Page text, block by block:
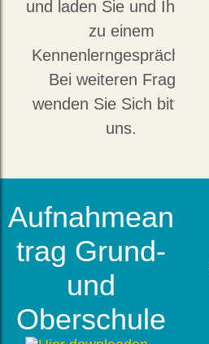
und laden Sie und Ihr Kind
zu einem
Kennenlerngespräch ein.
Bei weiteren Fragen
wenden Sie Sich bitte an
uns.
Aufnahmean
trag Grund-
und
Oberschule